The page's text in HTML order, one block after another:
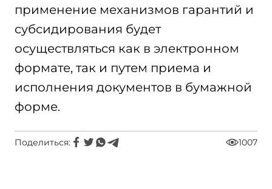
применение механизмов гарантий и
субсидирования будет
осуществляться как в электронном
формате, так и путем приема и
исполнения документов в бумажной
форме.
Поделиться: 1007